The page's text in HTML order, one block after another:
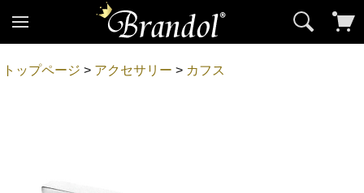
トップページ > アクセサリー > カフス